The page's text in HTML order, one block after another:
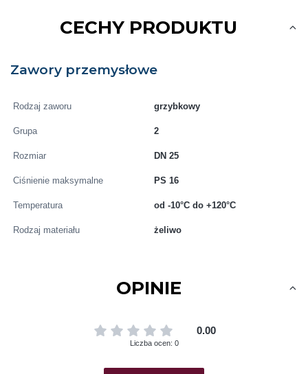
CECHY PRODUKTU
Zawory przemysłowe
Rodzaj zaworu grzybkowy
Grupa 2
Rozmiar DN 25
Ciśnienie maksymalne PS 16
Temperatura od -10°C do +120°C
Rodzaj materiału żeliwo
OPINIE
0.00
Liczba ocen: 0